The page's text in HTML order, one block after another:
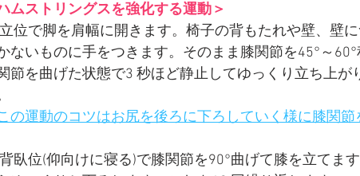
ムストリングスを強化する運動＞
位で脚を肩幅に開きます。椅子の背もたれや壁、壁
ないものに手をつきます。そのまま膝関節を45°～
節を曲げた状態で3 秒ほど静止してゆっくり立ち上が
の運動のコツはお尻を後ろに下ろしていく様に膝関節
臥位(仰向けに寝る)で膝関節を90°曲げて膝を立てま